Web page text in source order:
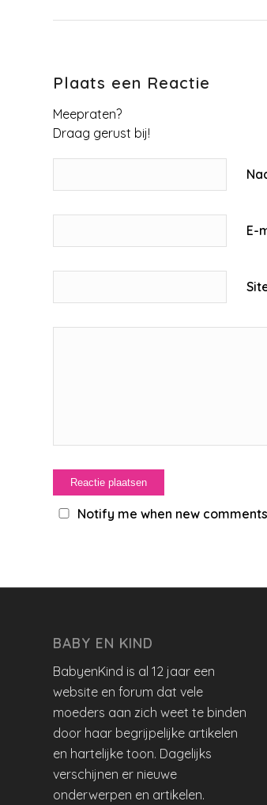
Plaats een Reactie
Meepraten?
Draag gerust bij!
E-
Notify me when new
BABY EN KIND
BabyenKind is al 12 jaar een
website en forum dat vele
moeders aan zich weet te binden
door haar begrijpelijke artikelen
en hartelijke toon. Dagelijks
verschijnen er nieuwe
onderwerpen en artikelen.